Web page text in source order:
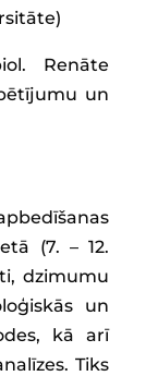
Renāte
un
(7. – 12.
dzimumu
un
kā arī
Tiks